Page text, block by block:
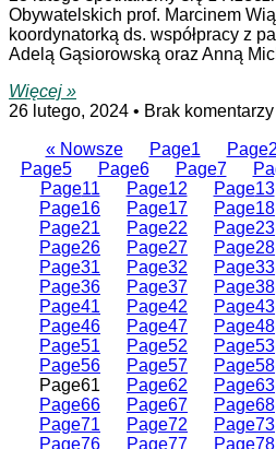
Obywatelskich prof. Marcinem
koordynatorką ds. współpracy z
Adelą Gąsiorowską oraz Anną
Więcej »
26 lutego, 2024
Brak komentarzy
« Nowsze Page1 Page2
Page5 Page6 Page7
Page11 Page12 Page13
Page16 Page17 Page18
Page21 Page22 Page23
Page26 Page27 Page28
Page31 Page32 Page33
Page36 Page37 Page38
Page41 Page42 Page43
Page46 Page47 Page48
Page51 Page52 Page53
Page56 Page57 Page58
Page61 Page62 Page63
Page66 Page67 Page68
Page71 Page72 Page73
Page76 Page77 Page78